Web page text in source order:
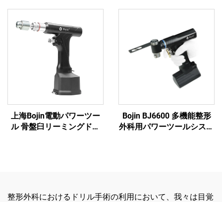
上海Bojin電動パワーツー
ル 骨盤臼リーミングドリ
Bojin BJ6600 多機能整形
外科用パワーツールシステ
整形外科におけるドリル手術の利用において、我々は目覚